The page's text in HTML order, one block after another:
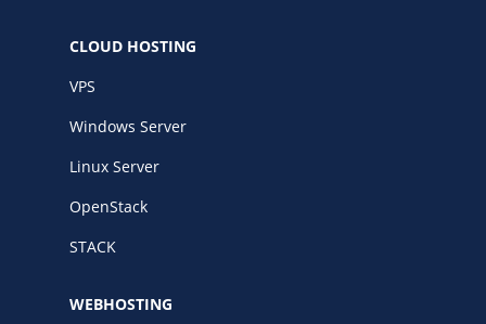
CLOUD HOSTING
VPS
Windows Server
Linux Server
OpenStack
STACK
WEBHOSTING